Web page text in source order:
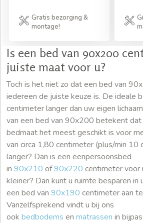
Gratis bezorging &
montage!
Is een bed van 90x200
juiste maat voor u?
Toch is het niet zo dat een bed van
iedereen de juiste keuze is. De ideale
centimeter langer dan uw eigen
van een bed van 90x200 betekent dat
bedmaat het meest geschikt is voor
van circa 1,80 centimeter (plus/min 10
langer? Dan is een eenpersoonsbed
in 90x210 of90x220 centimeter voor
kleiner? Dan kunt u ruimte besparen in
een bed van 90x190 centimeter aan
Vanzelfsprekend vindt u bij ons
ook bedbodems en matrassen in